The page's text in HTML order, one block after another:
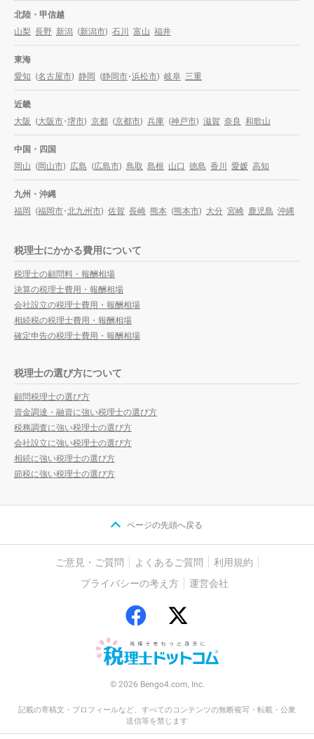
北陸・甲信越
山梨 長野 新潟 (新潟市) 石川 富山 福井
東海
愛知 (名古屋市) 静岡 (静岡市・浜松市) 岐阜 三重
近畿
大阪 (大阪市・堺市) 京都 (京都市) 兵庫 (神戸市) 滋賀 奈良 和歌山
中国・四国
岡山 (岡山市) 広島 (広島市) 鳥取 島根 山口 徳島 香川 愛媛 高知
九州・沖縄
福岡 (福岡市・北九州市) 佐賀 長崎 熊本 (熊本市) 大分 宮崎 鹿児島 沖縄
税理士にかかる費用について
税理士の顧問料・報酬相場
決算の税理士費用・報酬相場
会社設立の税理士費用・報酬相場
相続税の税理士費用・報酬相場
確定申告の税理士費用・報酬相場
税理士の選び方について
顧問税理士の選び方
資金調達・融資に強い税理士の選び方
税務調査に強い税理士の選び方
会社設立に強い税理士の選び方
相続に強い税理士の選び方
節税に強い税理士の選び方
ページの先頭へ戻る
ご意見・ご質問 よくあるご質問
利用規約
プライバシーの考え方
運営会社
© 2026 Bengo4.com, Inc.
記載の寄稿文・プロフィールなど、すべてのコンテンツの無断複写・転載・公衆
送信等を禁じます